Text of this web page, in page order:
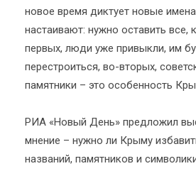
новое время диктует новые
настаивают: нужно оставить все,
первых, люди уже привыкли, им
перестроиться, во-вторых,
памятники – это особенность
РИА «Новый День» предложил
мнение – нужно ли Крыму
названий, памятников и